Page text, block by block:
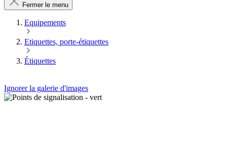
Fermer le menu
Equipements
Etiquettes, porte-étiquettes
Étiquettes
Ignorer la galerie d'images